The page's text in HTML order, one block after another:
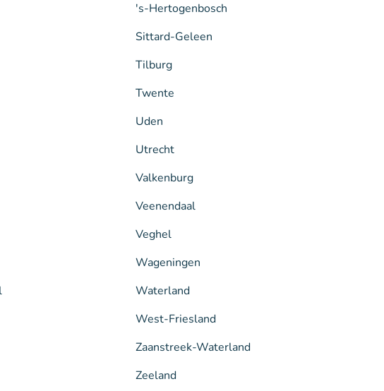
's-Hertogenbosch
Sittard-Geleen
Tilburg
Twente
Uden
Utrecht
Valkenburg
Veenendaal
Veghel
Wageningen
Waterland
West-Friesland
Zaanstreek-Waterland
Zeeland